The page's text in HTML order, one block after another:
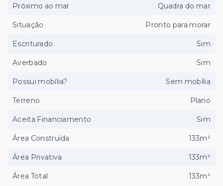
Próximo ao mar Quadra do mar
Situação Pronto para morar
Escriturado Sim
Averbado Sim
Possui mobília? Sem mobília
Terreno Plano
Aceita Financiamento Sim
Área Construída 133m²
Área Privativa 133m²
Área Total 133m²